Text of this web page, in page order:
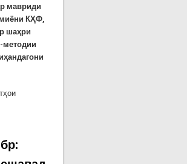
мавриди
КҲФ,
шаҳри
методии
дар шаҳри Душанбе